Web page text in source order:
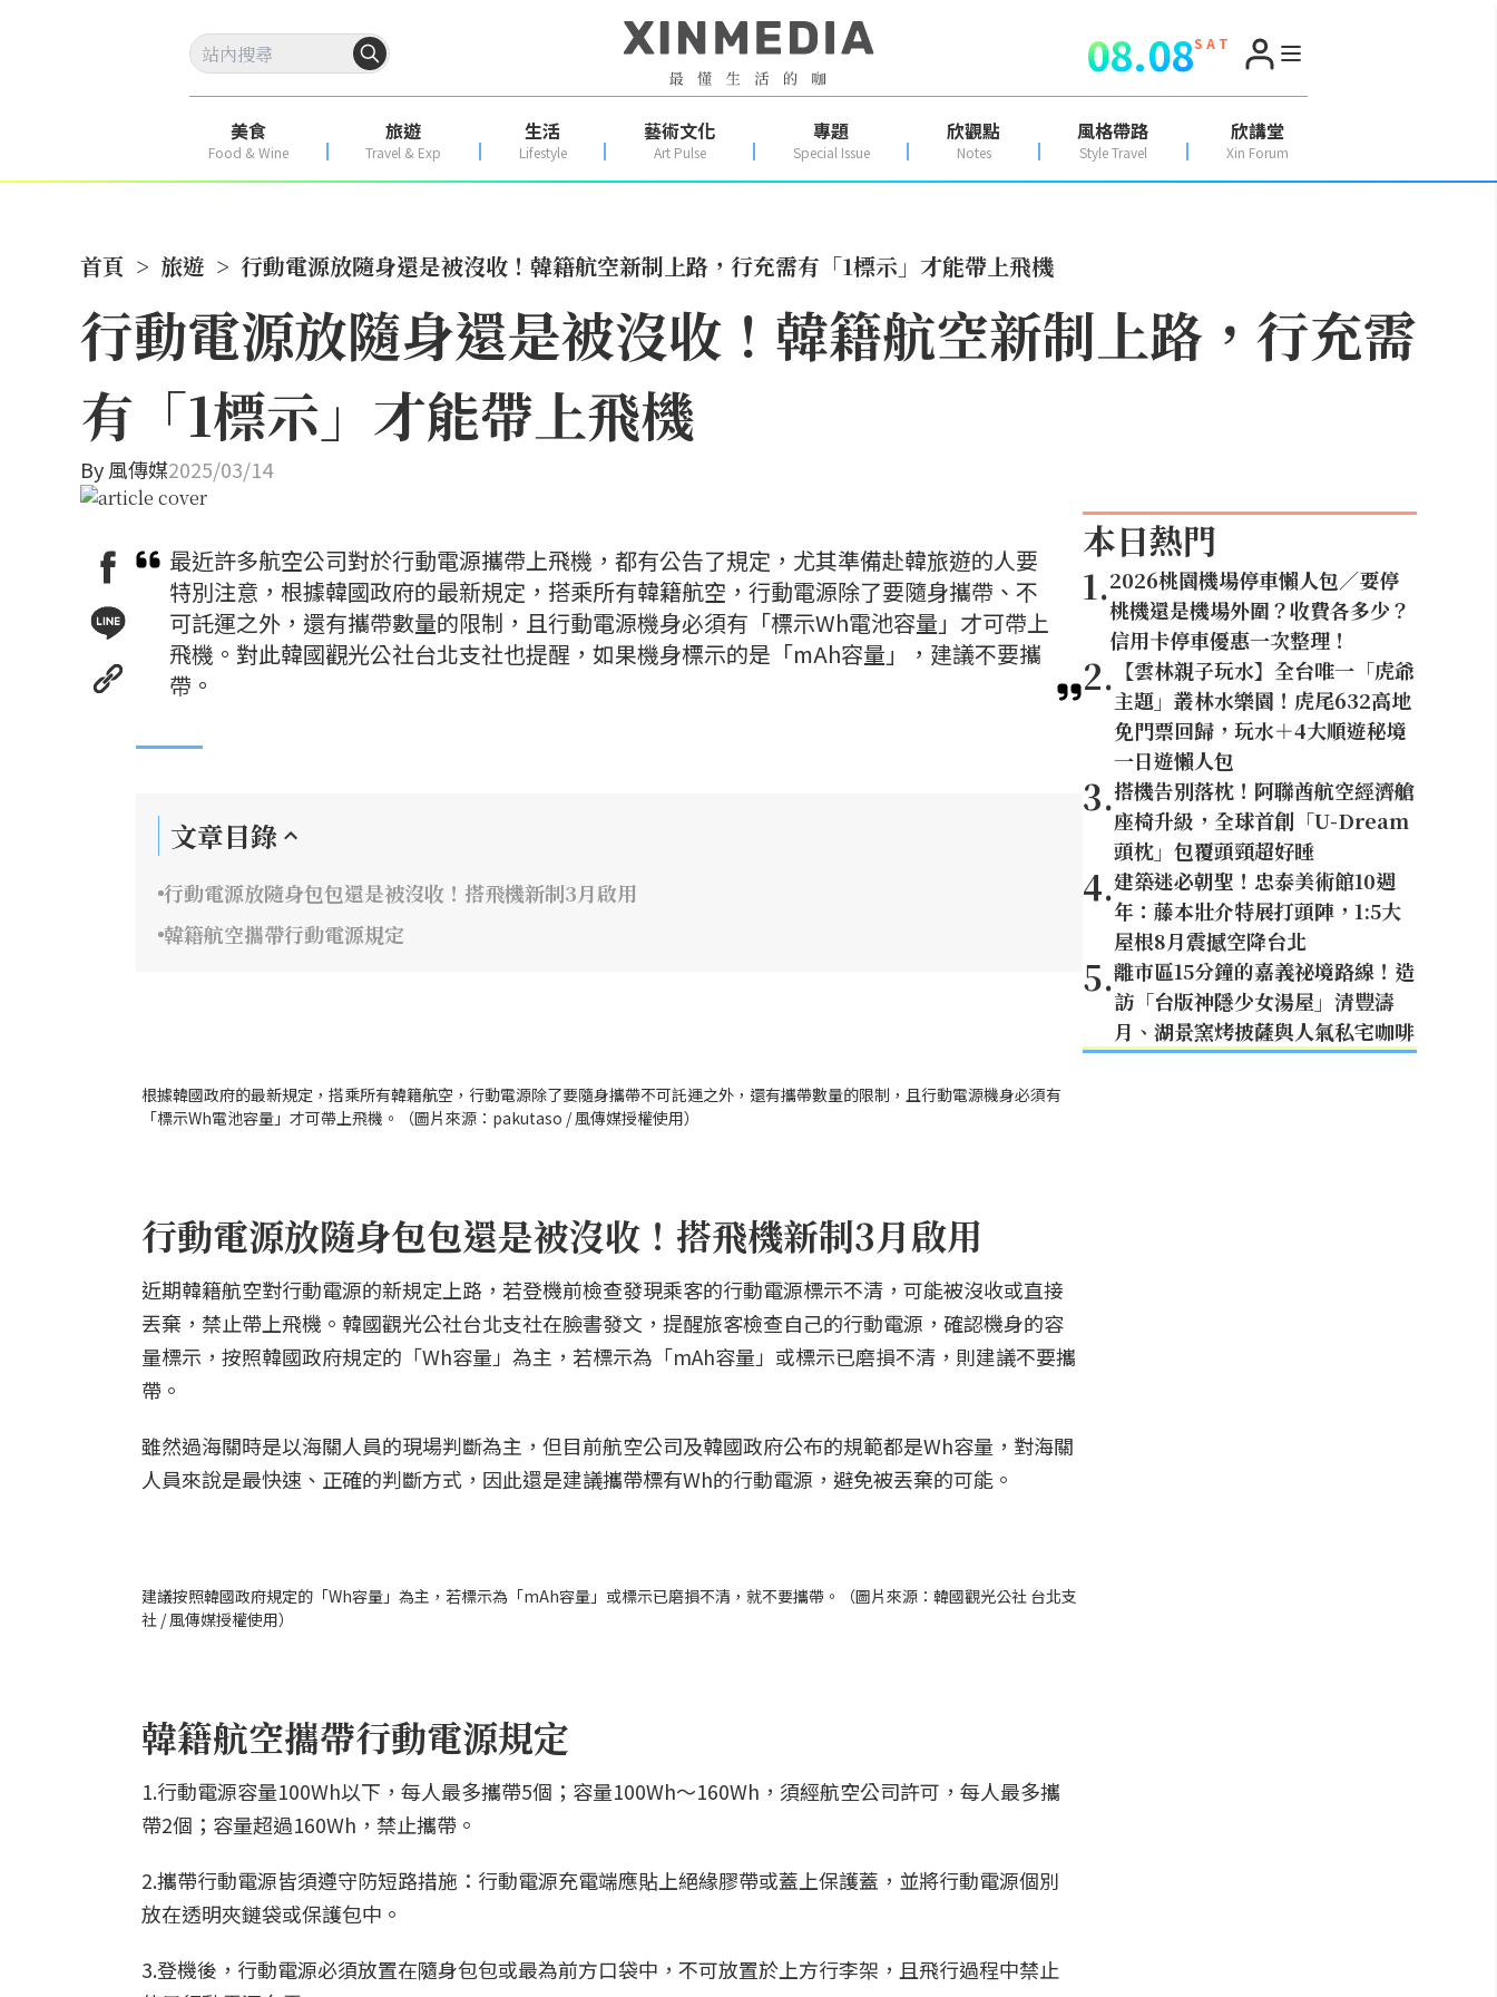
08.08S A T
美食
Food & Wine
旅遊
Travel & Exp
生活
Lifestyle
藝術文化
Art Pulse
專題
Special Issue
欣觀點
Notes
風格帶路
Style Travel
欣講堂
Xin Forum
首頁 > 旅遊 > 行動電源放隨身還是被沒收！韓籍航空新制上路，行充需有「1標示」才能帶上飛機
行動電源放隨身還是被沒收！韓籍航空新制上路，行充需
有「1標示」才能帶上飛機
By風傳媒2025/03/14
最近許多航空公司對於行動電源攜帶上飛機，都有公告了規定，尤其準備赴韓旅遊的人要
特別注意，根據韓國政府的最新規定，搭乘所有韓籍航空，行動電源除了要隨身攜帶、不
可託運之外，還有攜帶數量的限制，且行動電源機身必須有「標示Wh電池容量」才可帶上
飛機。對此韓國觀光公社台北支社也提醒，如果機身標示的是「mAh容量」，建議不要攜
帶。
文章目錄
行動電源放隨身包包還是被沒收！搭飛機新制3月啟用
韓籍航空攜帶行動電源規定
根據韓國政府的最新規定，搭乘所有韓籍航空，行動電源除了要隨身攜帶不可託運之外，還有攜帶數量的限制，且行動電源機身必須有
「標示Wh電池容量」才可帶上飛機。（圖片來源：pakutaso / 風傳媒授權使用）
行動電源放隨身包包還是被沒收！搭飛機新制3月啟用
近期韓籍航空對行動電源的新規定上路，若登機前檢查發現乘客的行動電源標示不清，可能被沒收或直接
丟棄，禁止帶上飛機。韓國觀光公社台北支社在臉書發文，提醒旅客檢查自己的行動電源，確認機身的容
量標示，按照韓國政府規定的「Wh容量」為主，若標示為「mAh容量」或標示已磨損不清，則建議不要攜
帶。
雖然過海關時是以海關人員的現場判斷為主，但目前航空公司及韓國政府公布的規範都是Wh容量，對海關
人員來說是最快速、正確的判斷方式，因此還是建議攜帶標有Wh的行動電源，避免被丟棄的可能。
建議按照韓國政府規定的「Wh容量」為主，若標示為「mAh容量」或標示已磨損不清，就不要攜帶。（圖片來源：韓國觀光公社 台北支
社 / 風傳媒授權使用）
韓籍航空攜帶行動電源規定
1.行動電源容量100Wh以下，每人最多攜帶5個；容量100Wh～160Wh，須經航空公司許可，每人最多攜
帶2個；容量超過160Wh，禁止攜帶。
2.攜帶行動電源皆須遵守防短路措施：行動電源充電端應貼上絕緣膠帶或蓋上保護蓋，並將行動電源個別
放在透明夾鏈袋或保護包中。
3.登機後，行動電源必須放置在隨身包包或最為前方口袋中，不可放置於上方行李架，且飛行過程中禁止
本日熱門
1.2026桃園機場停車懶人包／要停
桃機還是機場外圍？收費各多少？
信用卡停車優惠一次整理！
2. 【雲林親子玩水】全台唯一「虎爺
主題」叢林水樂園！虎尾632高地
免門票回歸，玩水＋4大順遊秘境
一日遊懶人包
3.搭機告別落枕！阿聯酋航空經濟艙
座椅升級，全球首創「U-Dream
頭枕」包覆頭頸超好睡
4.建築迷必朝聖！忠泰美術館10週
年：藤本壯介特展打頭陣，1:5大
屋根8月震撼空降台北
5.離市區15分鐘的嘉義祕境路線！造
訪「台版神隱少女湯屋」清豐濤
月、湖景窯烤披薩與人氣私宅咖啡